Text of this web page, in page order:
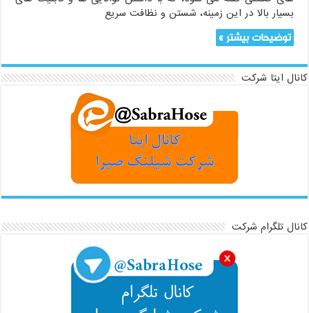
بسیار بالا در این زمینه، شستن و نظافت سریع
توضیحات بیشتر »
کانال ایتا شرکت
کانال تلگرام شرکت